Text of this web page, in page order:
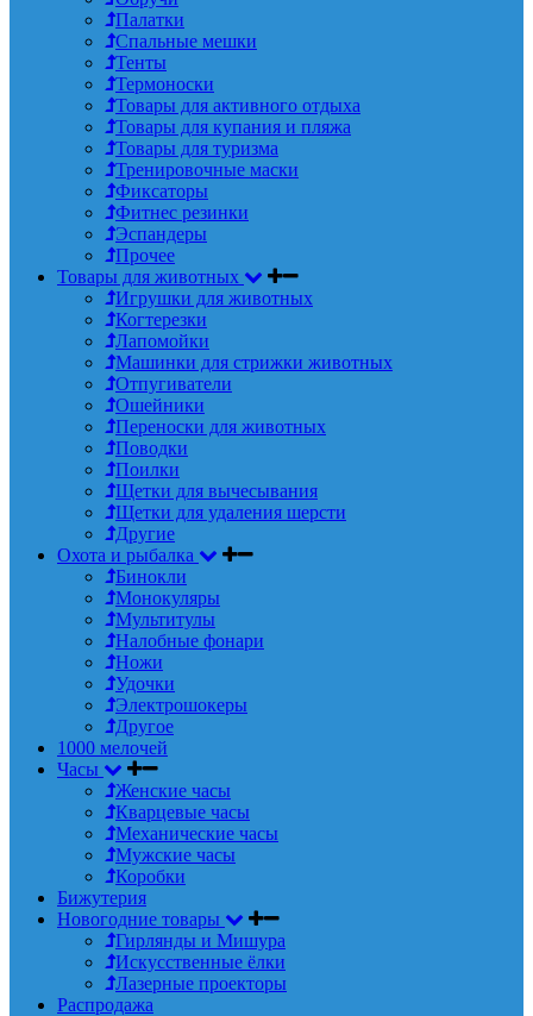
Палатки
Спальные мешки
Тенты
Термоноски
Товары для активного отдыха
Товары для купания и пляжа
Товары для туризма
Тренировочные маски
Фиксаторы
Фитнес резинки
Эспандеры
Прочее
Товары для животных
Игрушки для животных
Когтерезки
Лапомойки
Машинки для стрижки животных
Отпугиватели
Ошейники
Переноски для животных
Поводки
Поилки
Щетки для вычесывания
Щетки для удаления шерсти
Другие
Охота и рыбалка
Бинокли
Монокуляры
Мультитулы
Налобные фонари
Ножи
Удочки
Электрошокеры
Другое
1000 мелочей
Часы
Женские часы
Кварцевые часы
Механические часы
Мужские часы
Коробки
Бижутерия
Новогодние товары
Гирлянды и Мишура
Искусственные ёлки
Лазерные проекторы
Распродажа